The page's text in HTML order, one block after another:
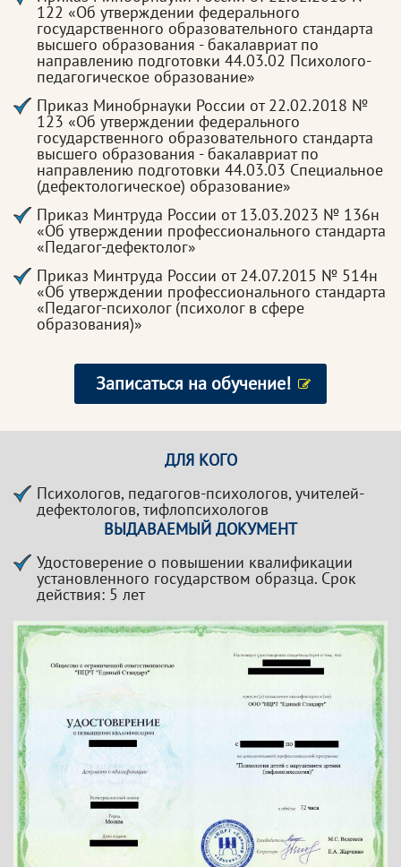
122 «Об утверждении федерального
государственного образовательного стандарта
высшего образования - бакалавриат по
направлению подготовки 44.03.02 Психолого-
педагогическое образование»
Приказ Минобрнауки России от 22.02.2018 №
123 «Об утверждении федерального
государственного образовательного стандарта
высшего образования - бакалавриат по
направлению подготовки 44.03.03 Специальное
(дефектологическое) образование»
Приказ Минтруда России от 13.03.2023 № 136н
«Об утверждении профессионального стандарта
«Педагог-дефектолог»
Приказ Минтруда России от 24.07.2015 № 514н
«Об утверждении профессионального стандарта
«Педагог-психолог (психолог в сфере
образования)»
Записаться на обучение!
ДЛЯ КОГО
Психологов, педагогов-психологов, учителей-
дефектологов, тифлопсихологов
ВЫДАВАЕМЫЙ ДОКУМЕНТ
Удостоверение о повышении квалификации
установленного государством образца. Срок
действия: 5 лет